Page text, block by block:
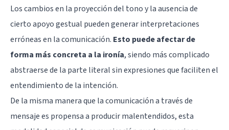
Los cambios en la proyección del tono y la ausencia de
cierto apoyo gestual pueden generar interpretaciones
erróneas en la comunicación. Esto puede afectar de
forma más concreta a la ironía, siendo más complicado
abstraerse de la parte literal sin expresiones que faciliten el
entendimiento de la intención.
De la misma manera que la comunicación a través de
mensaje es propensa a producir malentendidos, esta